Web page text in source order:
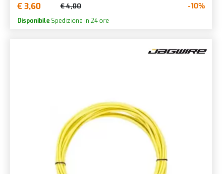
€ 3,60 € 4,00 -10%
Disponibile Spedizione in 24 ore